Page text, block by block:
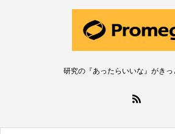
研究の『あったらいいな』がきっ